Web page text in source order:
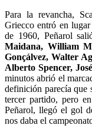
Para la revancha,
Griecco entró en
de 1960, Peñarol
Maidana, William
Gonçálvez, Walter
Alberto Spencer,
minutos abrió el
definición parecía que
tercer partido, pero
Peñarol, llegó el gol
nos daba el